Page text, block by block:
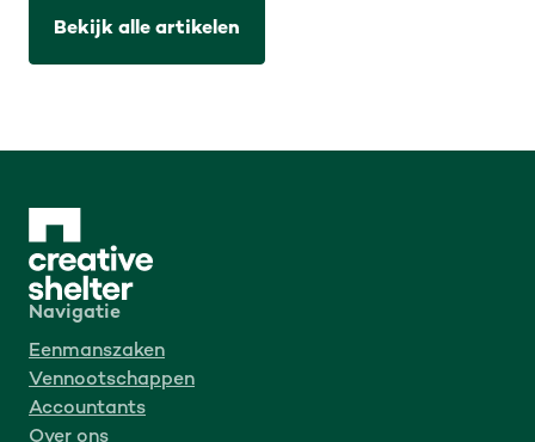
Bekijk alle artikelen
Navigatie
Eenmanszaken
Vennootschappen
Accountants